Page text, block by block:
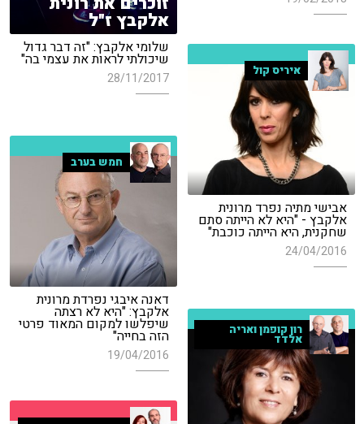
אלקבץ ז"ל
שלומי אלקבץ: "זה דבר גדול
שיכולתי לראות את עצמי בה"
28/11/2017 איריס קול
אבישי מתיה נפרד מרונית
אלקבץ - "היא לא הייתה סתם
שחקנית, היא הייתה כוכבת"
24/04/2016
חמש בערב
דאנה איבגי נפרדת מרונית
אלקבץ: "היא לא רצתה
שיפלשו למקום המאוד פרטי
הזה בחייה"
19/04/2016
רון קופמן ואריה
אלדד